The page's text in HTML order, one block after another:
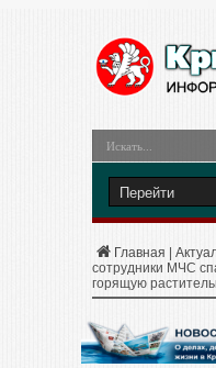
Главная
сотрудники МЧС
горящую